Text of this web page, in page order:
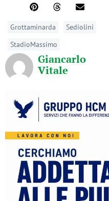
Grottaminarda
Sediolini
StadioMassimo
Giancarlo
Vitale